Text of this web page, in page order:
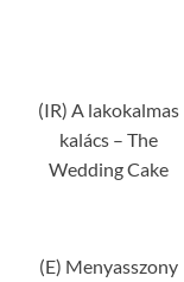
(IR) A lakokalmas
kalács – The
Wedding Cake
(E) Menyasszony